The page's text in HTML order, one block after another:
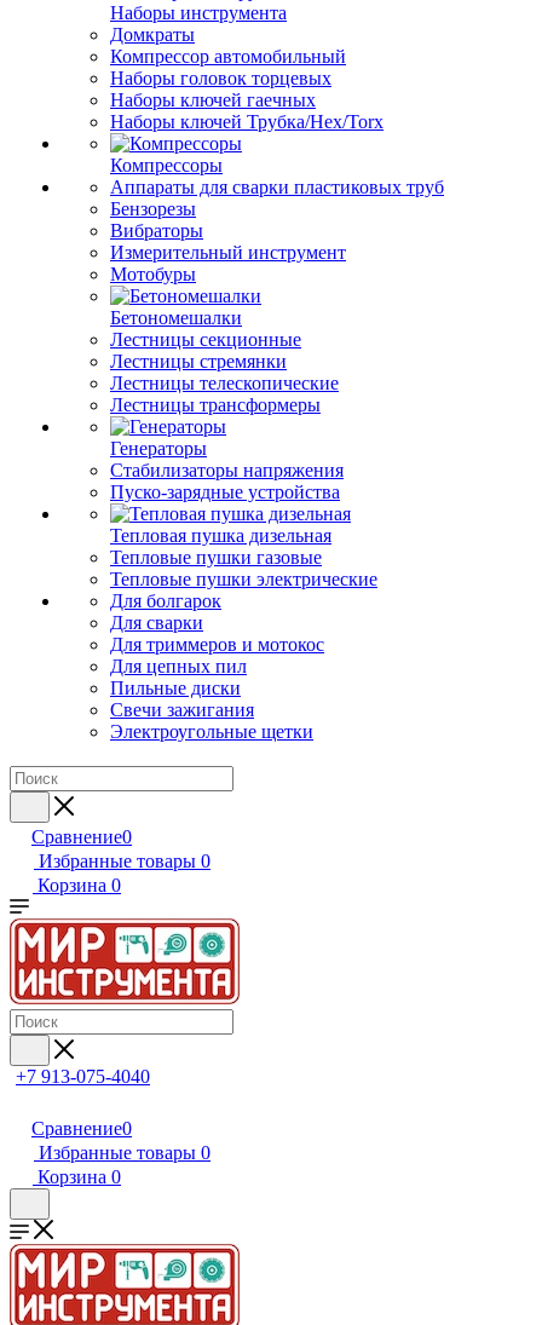
Наборы инструмента
Домкраты
Компрессор автомобильный
Наборы головок торцевых
Наборы ключей гаечных
Наборы ключей Трубка/Hex/Torx
Компрессоры
Аппараты для сварки пластиковых труб
Бензорезы
Вибраторы
Измерительный инструмент
Мотобуры
Бетономешалки
Лестницы секционные
Лестницы стремянки
Лестницы телескопические
Лестницы трансформеры
Генераторы
Стабилизаторы напряжения
Пуско-зарядные устройства
Тепловая пушка дизельная
Тепловые пушки газовые
Тепловые пушки электрические
Для болгарок
Для сварки
Для триммеров и мотокос
Для цепных пил
Пильные диски
Свечи зажигания
Электроугольные щетки
Сравнение0
Избранные товары 0
Корзина 0
+7 913-075-4040
Сравнение0
Избранные товары 0
Корзина 0